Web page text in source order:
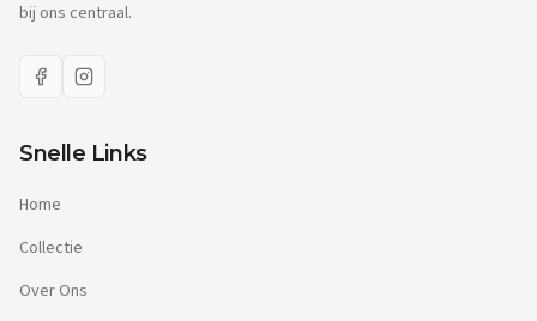
bij ons centraal.
Snelle Links
Home
Collectie
Over Ons